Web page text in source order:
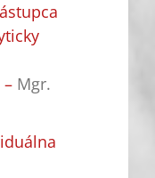
Mgr.